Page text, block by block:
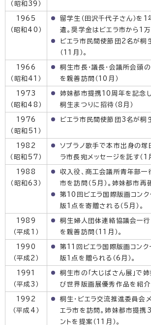
（昭和39）
1965
（昭和40）
留学生（田沢千代子さん）を1
遣。奨学金はビエラ市から1万
ビエラ市民間使節団2名が桐
（11月）。
1966
（昭和41）
桐生市長・議長・会議所会頭
を親善訪問（10月）
1973
（昭和48）
姉妹都市提携10周年を記念し
桐生まつりに招待（8月）
1976
（昭和51）
ビエラ市民間使節団3名が桐
1982
（昭和57）
ソプラノ歌手で本市出身の塚
ラ市長宛メッセージを託す（1月
1988
（昭和63）
収入役、商工会議所青年部一
市を訪問（5月）。姉妹都市再
第10回ビエラ国際版画コン
版1点を寄贈される（5月）。
1989
（平成1）
桐生婦人団体連絡協議会一
を親善訪問（11月）。
1990
（平成2）
第11回ビエラ国際版画コンク
版1点を贈られる（6月）。
1991
（平成3）
桐生市の「大じばさん展」で
び世界版画展優秀作品を紹介
1992
（平成4）
桐生・ビエラ交流推進委員会
エラ市を訪問。姉妹都市提携
ントを提案（11月）。